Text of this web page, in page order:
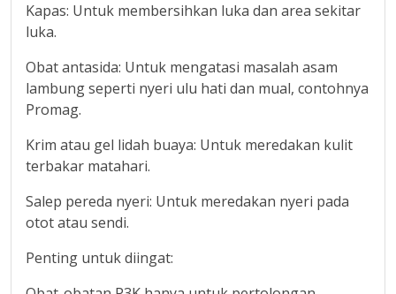
Kapas: Untuk membersihkan luka dan area sekitar
luka.
Obat antasida: Untuk mengatasi masalah asam
lambung seperti nyeri ulu hati dan mual, contohnya
Promag.
Krim atau gel lidah buaya: Untuk meredakan kulit
terbakar matahari.
Salep pereda nyeri: Untuk meredakan nyeri pada
otot atau sendi.
Penting untuk diingat: